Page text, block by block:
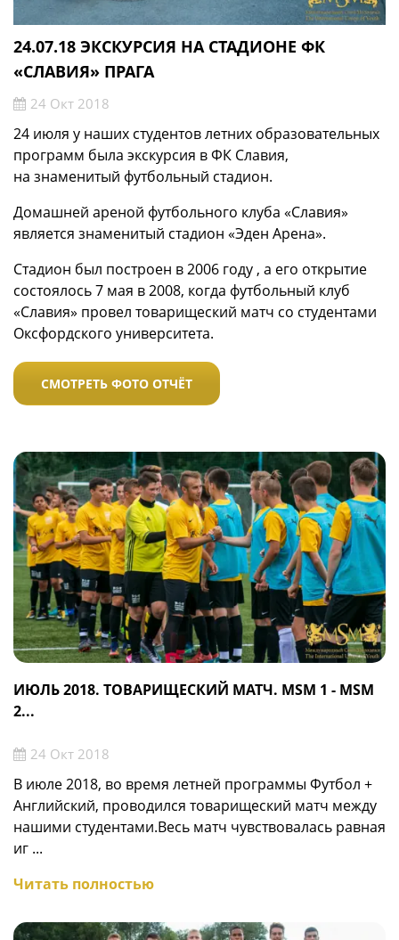
24.07.18 ЭКСКУРСИЯ НА СТАДИОНЕ ФК
«СЛАВИЯ» ПРАГА
24 Окт 2018
24 июля у наших студентов летних образовательных
программ была экскурсия в ФК Славия,
на знаменитый футбольный стадион.
Домашней ареной футбольного клуба «Славия»
является знаменитый стадион «Эден Арена».
Стадион был построен в 2006 году , а его открытие
состоялось 7 мая в 2008, когда футбольный клуб
«Славия» провел товарищеский матч со студентами
Оксфордского университета.
СМОТРЕТЬ ФОТО ОТЧЁТ
ИЮЛЬ 2018. ТОВАРИЩЕСКИЙ МАТЧ. MSM 1 - MSM
2...
24 Окт 2018
В июле 2018, во время летней программы Футбол +
Английский, проводился товарищеский матч между
нашими студентами.Весь матч чувствовалась равная
иг ...
Читать полностью